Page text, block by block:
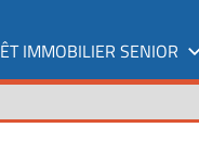
IMMOBILIER SENIOR